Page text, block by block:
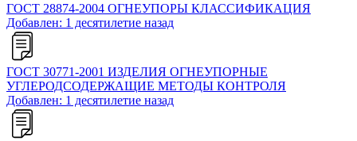
ГОСТ 28874-2004 ОГНЕУПОРЫ КЛАССИФИКАЦИЯ
Добавлен: 1 десятилетие назад
ГОСТ 30771-2001 ИЗДЕЛИЯ ОГНЕУПОРНЫЕ
УГЛЕРОДСОДЕРЖАЩИЕ МЕТОДЫ КОНТРОЛЯ
Добавлен: 1 десятилетие назад